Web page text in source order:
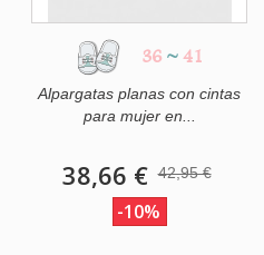
36 ~ 41
Alpargatas planas con cintas
para mujer en...
38,66 € 42,95 €
-10%